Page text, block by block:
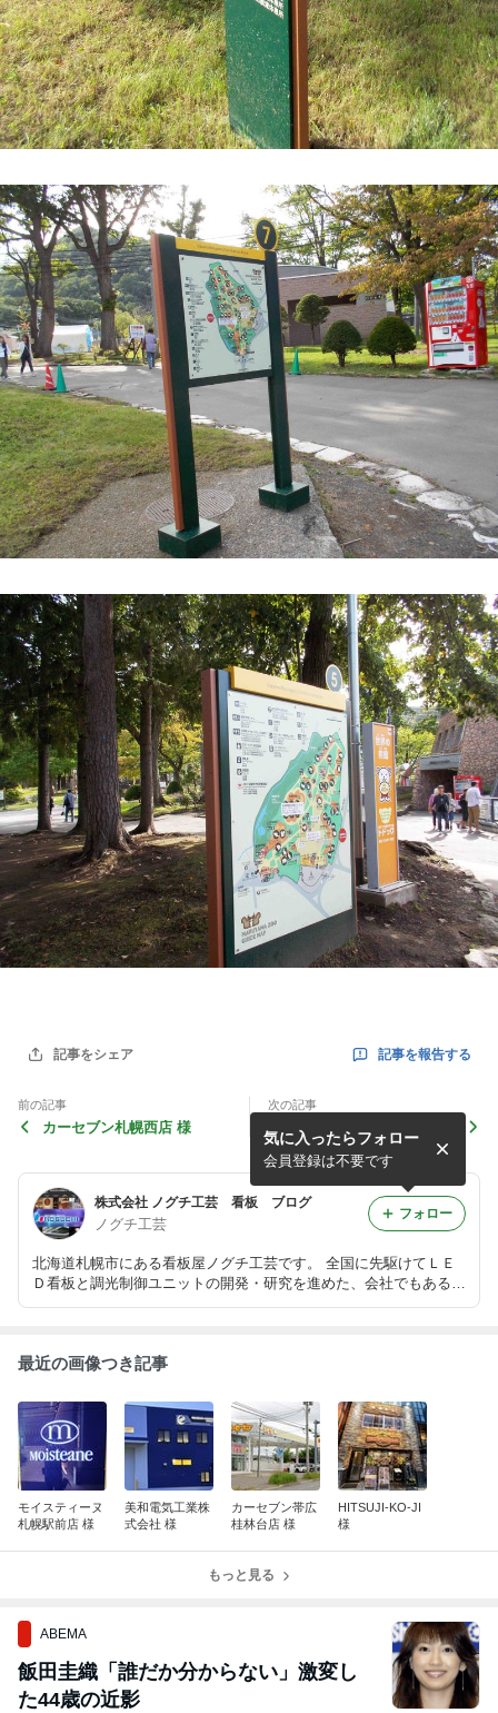
記事をシェア 記事を報告する
前の記事
カーセブン札幌西店 様
次の記事
ほけんナビ イオン札幌藻岩
店 様
株式会社 ノグチ工芸 看板 ブログ
ノグチ工芸
北海道札幌市にある看板屋ノグチ工芸です。 全国に先駆けてＬＥ
Ｄ看板と調光制御ユニットの開発・研究を進めた、会社でもあるん
です。 ホームページ http://www.noguchi-kogei.co.jp/
気に入ったらフォロー
会員登録は不要です
フォロー
最近の画像つき記事
モイスティーヌ
札幌駅前店 様
美和電気工業株
式会社 様
カーセブン帯広
桂林台店 様
HITSUJI-KO-JI
様
もっと見る
ABEMA
飯田圭織「誰だか分からない」激変し
た44歳の近影